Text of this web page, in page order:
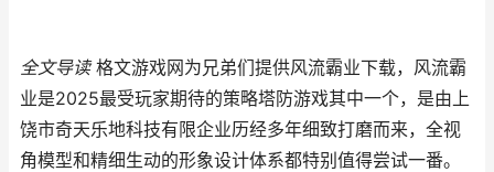
全文导读格文游戏网为兄弟们提供风流霸业下载，风流霸
业是2025最受玩家期待的策略塔防游戏其中一个，是由上
饶市奇天乐地科技有限企业历经多年细致打磨而来，全视
角模型和精细生动的形象设计体系都特别值得尝试一番。